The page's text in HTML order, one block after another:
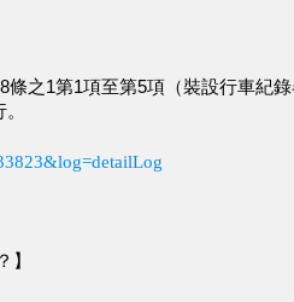
之1第1項至第5項（裝設行車紀
】